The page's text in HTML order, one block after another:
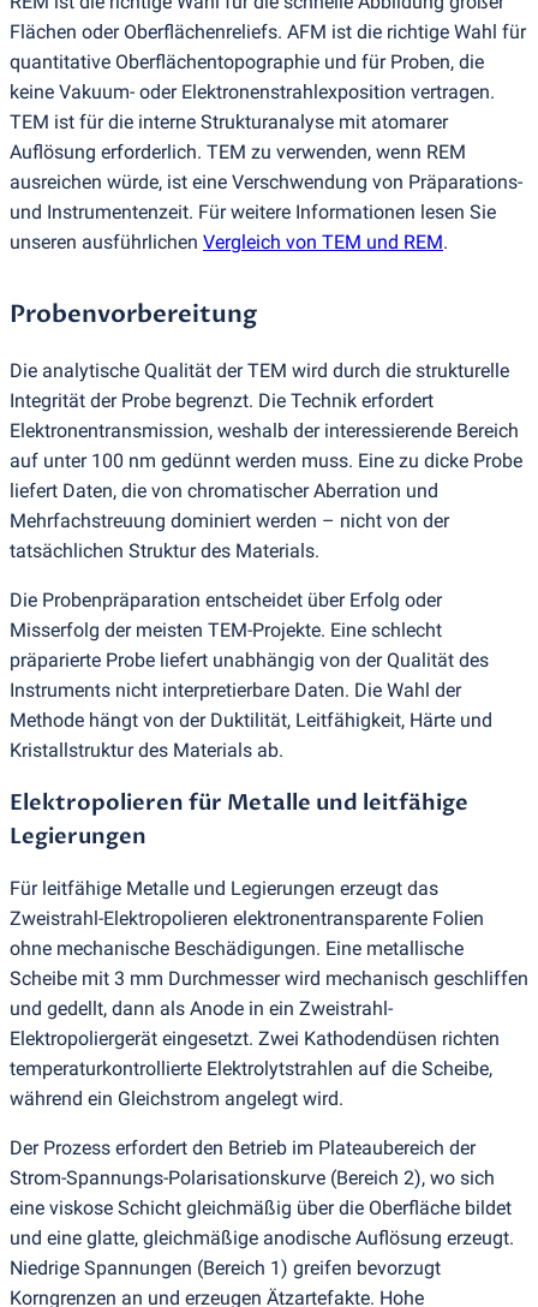
Flächen oder Oberflächenreliefs. AFM ist die richtige Wahl für
quantitative Oberflächentopographie und für Proben, die
keine Vakuum- oder Elektronenstrahlexposition vertragen.
TEM ist für die interne Strukturanalyse mit atomarer
Auflösung erforderlich. TEM zu verwenden, wenn REM
ausreichen würde, ist eine Verschwendung von Präparations-
und Instrumentenzeit. Für weitere Informationen lesen Sie
unseren ausführlichen Vergleich von TEM und REM.
Probenvorbereitung
Die analytische Qualität der TEM wird durch die strukturelle
Integrität der Probe begrenzt. Die Technik erfordert
Elektronentransmission, weshalb der interessierende Bereich
auf unter 100 nm gedünnt werden muss. Eine zu dicke Probe
liefert Daten, die von chromatischer Aberration und
Mehrfachstreuung dominiert werden – nicht von der
tatsächlichen Struktur des Materials.
Die Probenpräparation entscheidet über Erfolg oder
Misserfolg der meisten TEM-Projekte. Eine schlecht
präparierte Probe liefert unabhängig von der Qualität des
Instruments nicht interpretierbare Daten. Die Wahl der
Methode hängt von der Duktilität, Leitfähigkeit, Härte und
Kristallstruktur des Materials ab.
Elektropolieren für Metalle und leitfähige
Legierungen
Für leitfähige Metalle und Legierungen erzeugt das
Zweistrahl-Elektropolieren elektronentransparente Folien
ohne mechanische Beschädigungen. Eine metallische
Scheibe mit 3 mm Durchmesser wird mechanisch geschliffen
und gedellt, dann als Anode in ein Zweistrahl-
Elektropoliergerät eingesetzt. Zwei Kathodendüsen richten
temperaturkontrollierte Elektrolytstrahlen auf die Scheibe,
während ein Gleichstrom angelegt wird.
Der Prozess erfordert den Betrieb im Plateaubereich der
Strom-Spannungs-Polarisationskurve (Bereich 2), wo sich
eine viskose Schicht gleichmäßig über die Oberfläche bildet
und eine glatte, gleichmäßige anodische Auflösung erzeugt.
Niedrige Spannungen (Bereich 1) greifen bevorzugt
Korngrenzen an und erzeugen Ätzartefakte. Hohe